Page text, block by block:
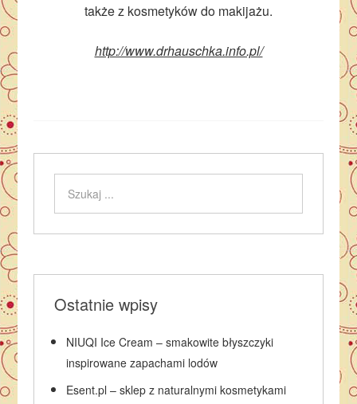
także z kosmetyków do makijażu.
http://www.drhauschka.info.pl/
Ostatnie wpisy
NIUQI Ice Cream – smakowite błyszczyki
inspirowane zapachami lodów
Esent.pl – sklep z naturalnymi kosmetykami